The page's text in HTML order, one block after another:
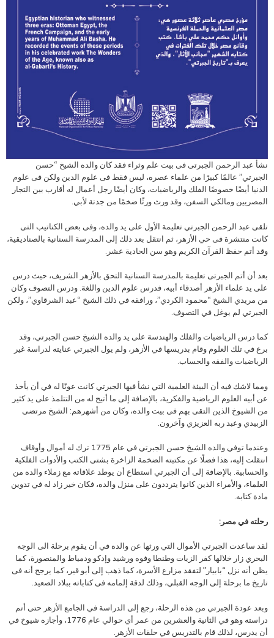
نشأ عبد الرحمن الجبرتى فى بيت علم وثراء فقد كان والده الشيخ “حسن
الجبرتي” عالمًا كبيرًا من علماء عصره، ليس فقط فى علوم الدين ولكن فى علوم
الدنيا أيضًا خصوصًا الفلك والرياضيات، وكان أيضًا رجل أعمال له أقارب بين التجار
المصريين ومالكي السفن، وقد ورث ورثًا ضخمًا من جدتة لأبي.
تلقى عبد الرحمن الجبرتي تعليمة الأول على يد والده، وفى بعض الكتاتيب التى
كانت منتشرة فى حي الأزهر، ثم انتقل بعد ذلك إلى المدرسة السنانية بالصناديقية،
وقد أتم حفظ القرآن الكريم وهو سن الحادية عشر.
بعد أن أتم الجبرتى تعليمة بالمدرسة السنانية التحق بالأزهر الشريف، حيث درس
على يد علماء الأزهر أصدقاء أبيه، فدرس علوم الدين واللغة. ودرس التصوف وكان
من مريدي الشيخ “محمود الكردي”، ورافقه في ذلك الشيخ “عبد الشرقاوي”، ولكن
الجبرتي لم يوغل في التصوف.
كما درس الرياضيات والفلك والهندسة على يد والده الشيخ حسن الجبرتي، وقد
برع في تلك العلوم وقام بدريسها في الأزهر، ولم يول الجبرتي عنايته لدراسة غير
الرياضيات والفقه والحساب.
ومما لاشك فيه أن البيئة العلمية التي نشأ فيها الجبرتي كانت عونًا له في أن يأخذ
عن أبيه العلوم الرياضية والفكرية، بالإضافة إلى ما أتيح له من التتلمذ على يد كثير
من الشيوخ الذين التقى بهم فى بيت والده، وكان من أشهرهم: الشيخ مرتضى
الزبيدي وعبد ربه العزيزي وآخرون.
وعندما توفي والده الشيخ حسن الجبرتي في عام 1775 ترك له أموال وأوقاف
انتقلت إليه، هذا فضلًا عن مكتبته الضخمة الزاخرة بشتى الكتب والأدوات الفلكية
والحسابية. بالإضافة إلى أن الجبرتي استطاع أن يوطد علاقاته مع زملاء والده من
العلماء، والأمراء الذين كانوا يترددون على منزل والده، فكان خير زاد له في تدوين
مادة كتابه.
رحلته في مصر:
لقد ساعدت الجبرتي الأموال التي ورثها عن والده في أن يقوم برحلة الى الوجه
البحري زار خلالها كفر الزيات وطنطا وفوه ورشيد وإدكو ودمياط والمنصورة، كما
يظن أنه نزل “بابيار” لتفقد مزارع الأسرة، كما ذهب إلى أبو قير، كما يرجح أنه فى
تاريخ ما برحلة إلى الوجه القبلي، وذلك لدقة إلمامه فى كتاباته ببلاد الصعيد.
وبعد عودة الجبرتي من هذه الرحلة، رجع إلى الدراسة في الجامع الأزهر حتى أتم
دراسته وهو في الثانية والعشرين من عمر أي حوالي عام 1776، وأجازه شيوخ في
أن يدرس، لذلك قام بالتدريس في حلقات الأزهر.